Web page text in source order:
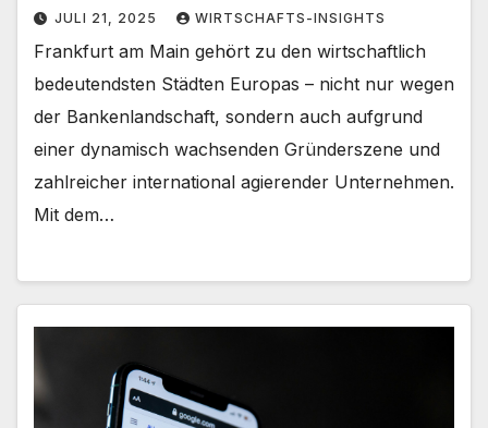
JULI 21, 2025 WIRTSCHAFTS-INSIGHTS
Frankfurt am Main gehört zu den wirtschaftlich
bedeutendsten Städten Europas – nicht nur wegen
der Bankenlandschaft, sondern auch aufgrund
einer dynamisch wachsenden Gründerszene und
zahlreicher international agierender Unternehmen.
Mit dem…